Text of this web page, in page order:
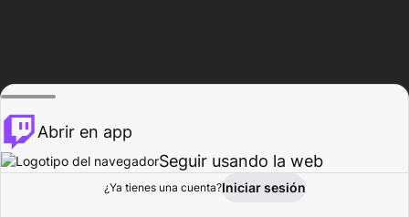
Explorar Actividad
Abrir en app
Seguir usando la web
¿Ya tienes una cuenta?Iniciar sesión